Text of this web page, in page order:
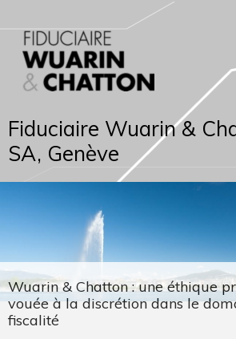
Fiduciaire Wuarin &
SA, Genève
Wuarin & Chatton : une éthique
vouée à la discrétion dans le
fiscalité